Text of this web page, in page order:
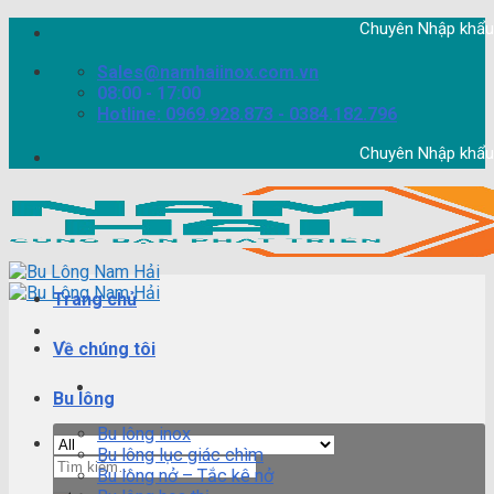
Skip
content
Chuyên Nhập khẩu
Sales@namhaiinox.com.vn
08:00 - 17:00
Hotline: 0969.928.873 - 0384.182.796
Chuyên Nhập khẩu
Tìm
kiếm:
Trang chủ
Về chúng tôi
Bu lông
Bu lông inox
Bu lông lục giác chìm
Bu lông nở – Tắc kê nở